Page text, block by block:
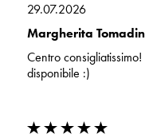
29.07.2026
Margherita
Centro
disponibile :)